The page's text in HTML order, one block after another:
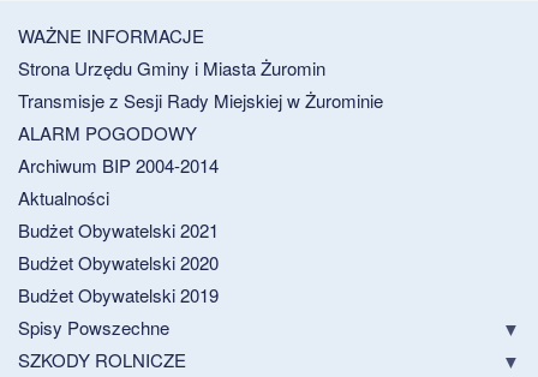
WAŻNE INFORMACJE
Strona Urzędu Gminy i Miasta Żuromin
Transmisje z Sesji Rady Miejskiej w Żurominie
ALARM POGODOWY
Archiwum BIP 2004-2014
Aktualności
Budżet Obywatelski 2021
Budżet Obywatelski 2020
Budżet Obywatelski 2019
Spisy Powszechne
SZKODY ROLNICZE